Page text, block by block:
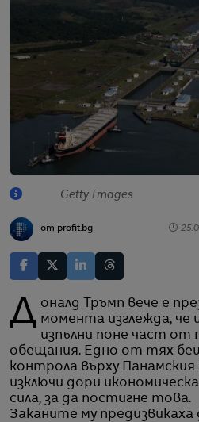
Getty Images
от profit.bg
Доналд Тръмп вече е президент на САЩ и към момента изглежда, че
изпълни поне част от
обещания. Едно от тях
контрола върху Панамския
изключи дори
сила, за да постигне това.
Заканите му предизвикаха